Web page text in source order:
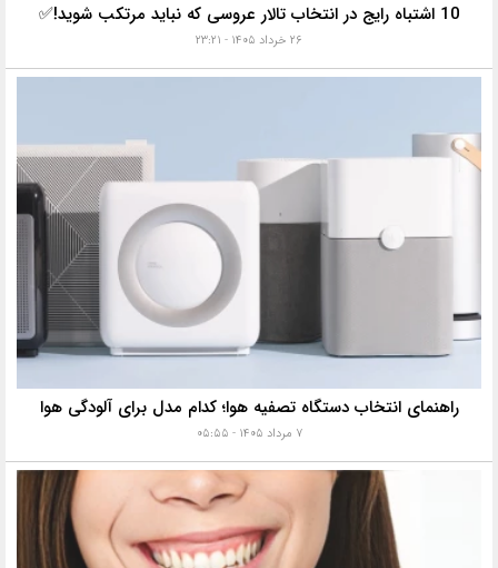
10 اشتباه رایج در انتخاب تالار عروسی که نباید مرتکب شوید!✅
۲۶ خرداد ۱۴۰۵ - ۲۳:۲۱
راهنمای انتخاب دستگاه تصفیه هوا؛ کدام مدل برای آلودگی هوا
۷ مرداد ۱۴۰۵ - ۰۵:۵۵